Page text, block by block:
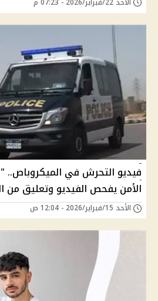
فيديو التحرش في الميكروباص..
الأمن يفحص الفيديو وتعليق من
الأحد 15/فبراير/2026 - 12:04 ص